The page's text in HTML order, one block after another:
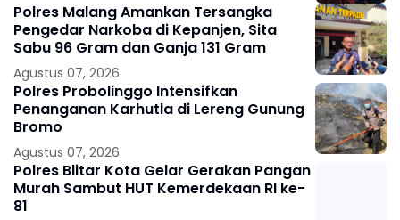
Polres Malang Amankan Tersangka
Pengedar Narkoba di Kepanjen, Sita
Sabu 96 Gram dan Ganja 131 Gram
Agustus 07, 2026
Polres Probolinggo Intensifkan
Penanganan Karhutla di Lereng Gunung
Bromo
Agustus 07, 2026
Polres Blitar Kota Gelar Gerakan Pangan
Murah Sambut HUT Kemerdekaan RI ke-
81